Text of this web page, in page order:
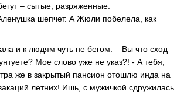
– сытые, разряженные.
шепчет. А Жюли побелела, как
и к людям чуть не бегом. – Вы что сход
Мое слово уже не указ?! - А тебя,
же в закрытый пансион отошлю инда на
летних! Ишь, с мужичкой сдружилась